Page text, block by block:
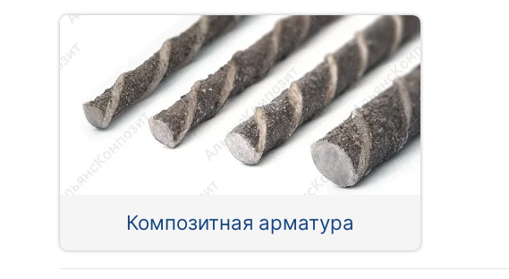
Композитная арматура